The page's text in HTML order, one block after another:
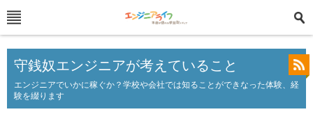
守銭奴エンジニアが考えていること
エンジニアでいかに稼ぐか？学校や会社では知ることができなった体験、経
験を綴ります